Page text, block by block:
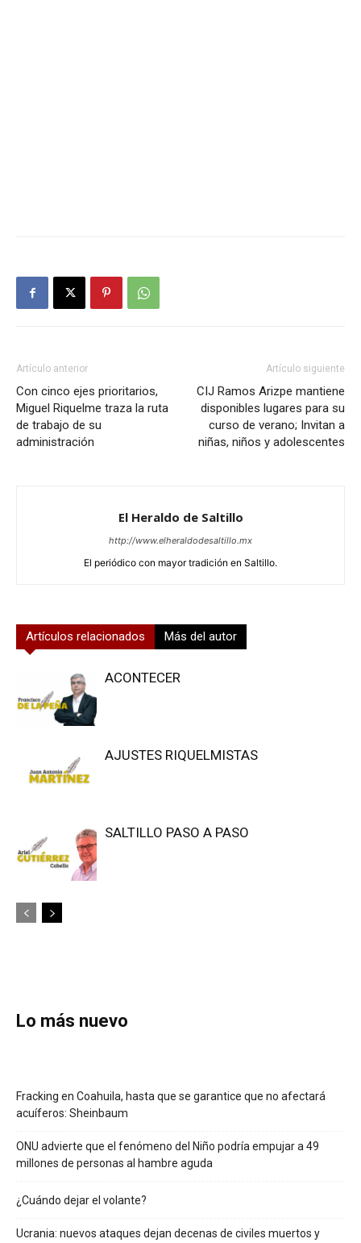
Artículo anterior
Con cinco ejes prioritarios,
Miguel Riquelme traza la ruta
de trabajo de su
administración
Artículo siguiente
CIJ Ramos Arizpe mantiene
disponibles lugares para su
curso de verano; Invitan a
niñas, niños y adolescentes
El Heraldo de Saltillo
http://www.elheraldodesaltillo.mx
El periódico con mayor tradición en Saltillo.
Artículos relacionados Más del autor
ACONTECER
AJUSTES RIQUELMISTAS
SALTILLO PASO A PASO
Lo más nuevo
Fracking en Coahuila, hasta que se garantice que no afectará
acuíferos: Sheinbaum
ONU advierte que el fenómeno del Niño podría empujar a 49
millones de personas al hambre aguda
¿Cuándo dejar el volante?
Ucrania: nuevos ataques dejan decenas de civiles muertos y